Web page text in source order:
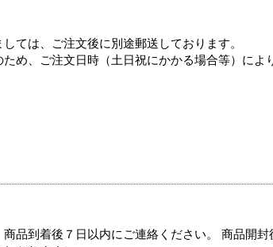
ては、ご注文後に別途郵送しております。
め、ご注文日時（土日祝にかかる場合等）によ
品到着後７日以内にご連絡ください。 商品開